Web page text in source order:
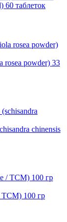
60 таблеток
rosea powder) 33
chinensis
100 гр